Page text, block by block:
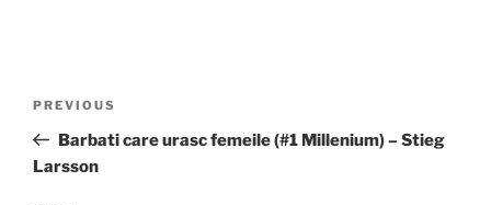
Previous
Post
PREVIOUS
Barbati care urasc femeile (#1 Millenium) – Stieg
Larsson